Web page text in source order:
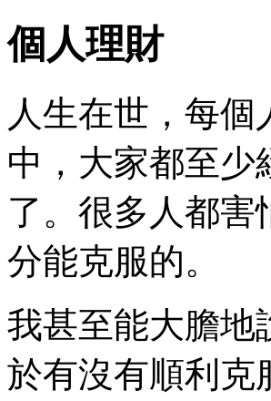
個人理財
人生在世，每
中，大家都至少
了。很多人都害
分能克服的。
我甚至能大膽地
於有沒有順利克